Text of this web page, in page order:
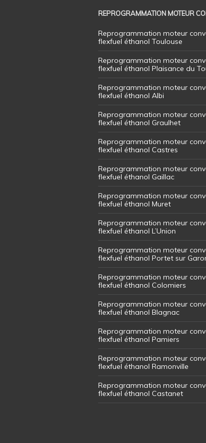
REPROGRAMMATION MOTEUR
Reprogrammation moteur
flexfuel éthanol Toulouse
Reprogrammation moteur
flexfuel éthanol Plaisance du
Reprogrammation moteur
flexfuel éthanol Albi
Reprogrammation moteur
flexfuel éthanol Graulhet
Reprogrammation moteur
flexfuel éthanol Castres
Reprogrammation moteur
flexfuel éthanol Gaillac
Reprogrammation moteur
flexfuel éthanol Muret
Reprogrammation moteur
flexfuel éthanol L’Union
Reprogrammation moteur
flexfuel éthanol Portet sur
Reprogrammation moteur
flexfuel éthanol Colomiers
Reprogrammation moteur
flexfuel éthanol Blagnac
Reprogrammation moteur
flexfuel éthanol Pamiers
Reprogrammation moteur
flexfuel éthanol Ramonville
Reprogrammation moteur
flexfuel éthanol Castanet